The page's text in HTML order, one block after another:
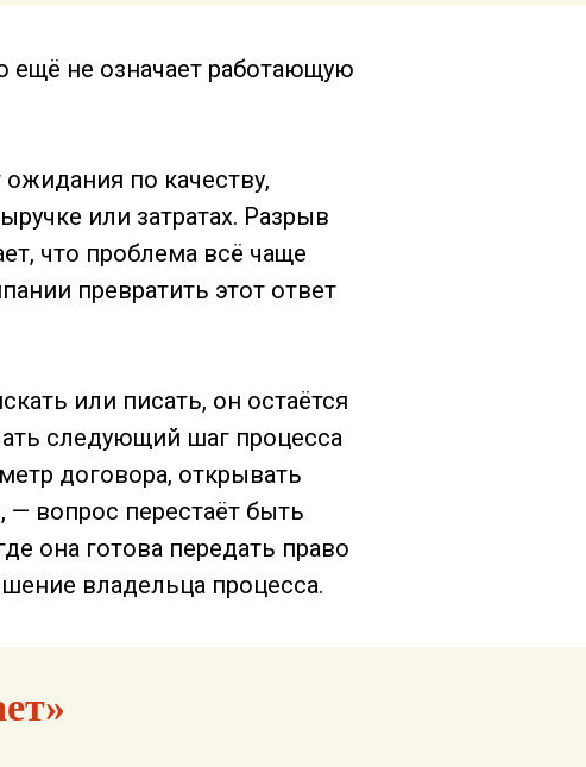
ещё не означает работающую
по качеству,
или затратах. Разрыв
что проблема всё чаще
превратить этот ответ
или писать, он остаётся
следующий шаг процесса
договора, открывать
— вопрос перестаёт быть
она готова передать право
владельца процесса.